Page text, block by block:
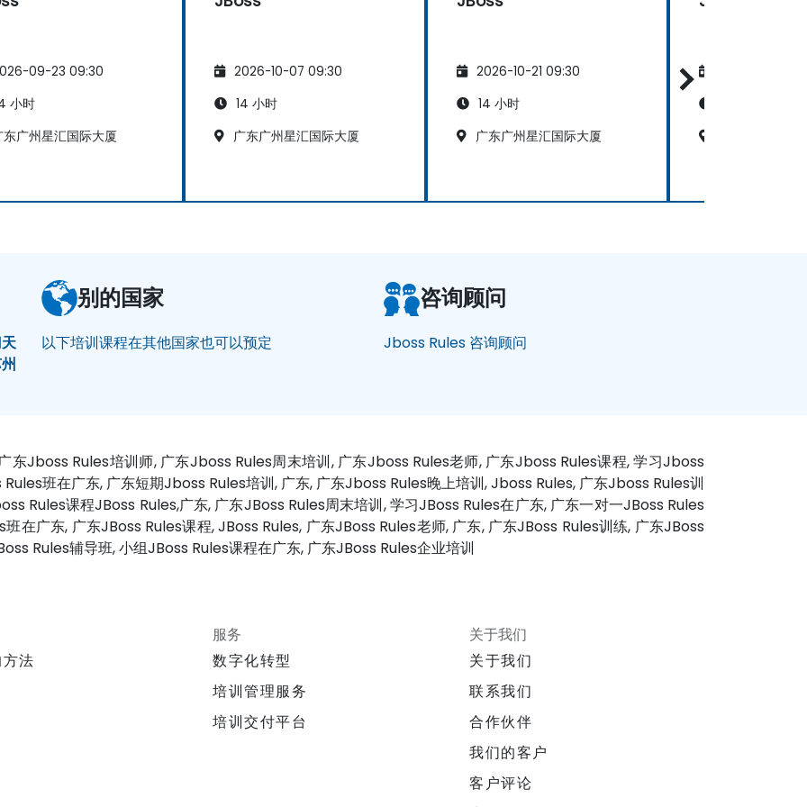
09-23 09:30
小时
广州星汇国际大厦
2026-10-07 09:30
14 小时
广东广州星汇国际大厦
2026-10-21 09:30
14 小时
广东广州星汇国际大厦
天
别的国家
以下培训课程在其他国家也可以预定
咨询顾问
Jboss Rules 咨询顾问
东Jboss Rules培训师, 广东Jboss Rules周末培训, 广东Jboss Rules老师, 广东Jboss Rules课程, 学习Jboss
班在广东, 广东短期Jboss Rules培训, 广东, 广东Jboss Rules晚上培训, Jboss Rules, 广东Jboss Rules训
Rules课程JBoss Rules,广东, 广东JBoss Rules周末培训, 学习JBoss Rules在广东, 广东一对一JBoss Rules
在广东, 广东JBoss Rules课程, JBoss Rules, 广东JBoss Rules老师, 广东, 广东JBoss Rules训练, 广东JBoss
Rules辅导班, 小组JBoss Rules课程在广东, 广东JBoss Rules企业培训
法
服务
数字化转型
培训管理服务
培训交付平台
关于我们
关于我们
联系我们
合作伙伴
我们的客户
客户评论